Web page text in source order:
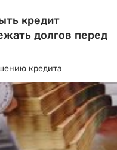
кредит
долгов перед
кредита.